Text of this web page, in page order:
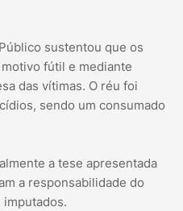
sustentou que os
fútil e mediante
das vítimas. O réu foi
sendo um consumado
a tese apresentada
a responsabilidade do